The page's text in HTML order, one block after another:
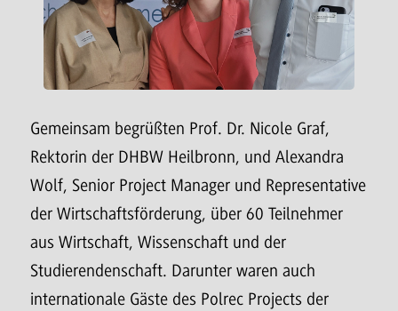
Gemeinsam begrüßten Prof. Dr. Nicole Graf,
Rektorin der DHBW Heilbronn, und Alexandra
Wolf, Senior Project Manager und Representative
der Wirtschaftsförderung, über 60 Teilnehmer
aus Wirtschaft, Wissenschaft und der
Studierendenschaft. Darunter waren auch
internationale Gäste des Polrec Projects der